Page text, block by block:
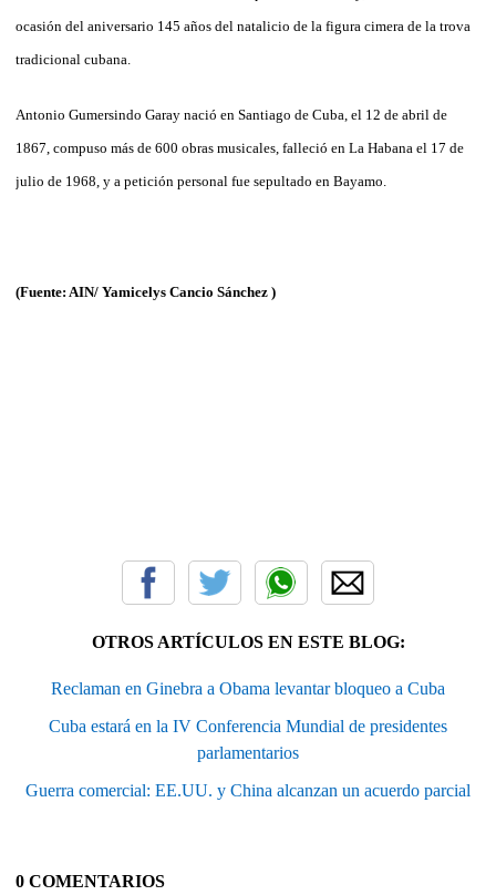
ocasión del aniversario 145 años del natalicio de la figura cimera de la trova
tradicional cubana.
Antonio Gumersindo Garay nació en Santiago de Cuba, el 12 de abril de
1867, compuso más de 600 obras musicales, falleció en La Habana el 17 de
julio de 1968, y a petición personal fue sepultado en Bayamo.
(Fuente: AIN/ Yamicelys Cancio Sánchez )
OTROS ARTÍCULOS EN ESTE BLOG:
Reclaman en Ginebra a Obama levantar bloqueo a Cuba
Cuba estará en la IV Conferencia Mundial de presidentes
parlamentarios
Guerra comercial: EE.UU. y China alcanzan un acuerdo parcial
0 COMENTARIOS